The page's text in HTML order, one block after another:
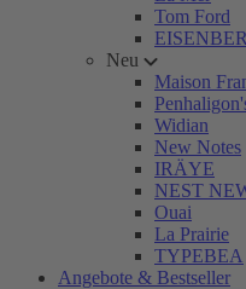
Tom Ford
Neu
Maison
Widian
New Notes
IRÄYE
NEST
Ouai
La Prairie
TYPEBEA
Angebote & Bestseller